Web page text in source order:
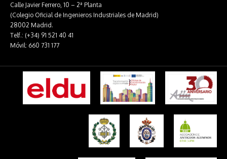
Calle Javier Ferrero, 10 – 2ª Planta
(Colegio Oficial de Ingenieros Industriales de Madrid)
28002 Madrid.
Telf.: (+34) 91 521 40 41
Móvil: 660 731 177